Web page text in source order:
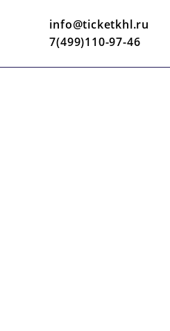
info@ticketkhl.ru
7(499)110-97-46